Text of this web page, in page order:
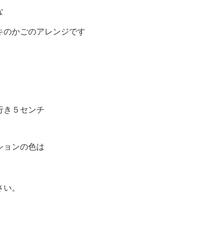
のかごのアレンジです
き５センチ
ョンの色は
。